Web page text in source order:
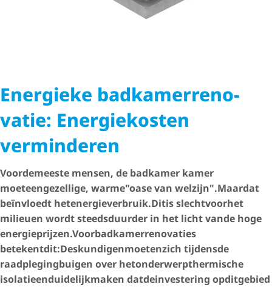
Energieke badka­mer­re­no­
vatie: Energiekosten
verminderen
Voordemeeste mensen, de badkamer kamer
moeteengezellige, warme"oase van welzijn".Maardat
beïnvloedt hetener­gie­ver­bruik.Ditis slechtvoorhet
milieuen wordt steedsduurder in het licht vande hoge
energieprijzen.Voorbadka­mer­re­no­va­ties
betekentdit:Deskundigenmoetenzich tijdensde
raadplegingbuigen over hetonderwerpthermische
isolatieenduidelijkmaken datdeinvestering opditgebied